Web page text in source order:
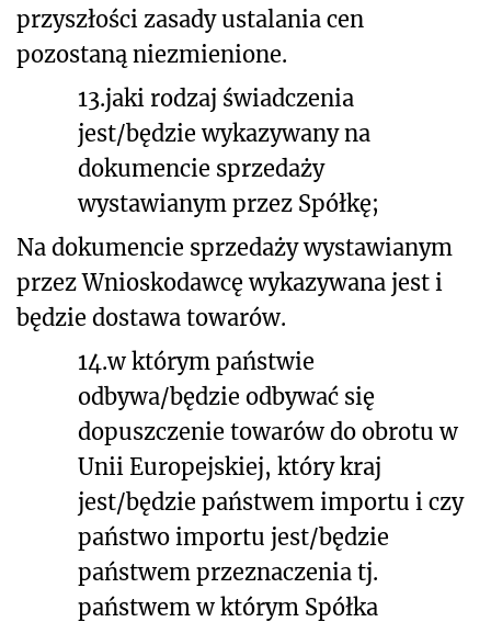
przyszłości zasady ustalania cen
pozostaną niezmienione.
13.jaki rodzaj świadczenia
jest/będzie wykazywany na
dokumencie sprzedaży
wystawianym przez Spółkę;
Na dokumencie sprzedaży wystawianym
przez Wnioskodawcę wykazywana jest i
będzie dostawa towarów.
14.w którym państwie
odbywa/będzie odbywać się
dopuszczenie towarów do obrotu w
Unii Europejskiej, który kraj
jest/będzie państwem importu i czy
państwo importu jest/będzie
państwem przeznaczenia tj.
państwem w którym Spółka